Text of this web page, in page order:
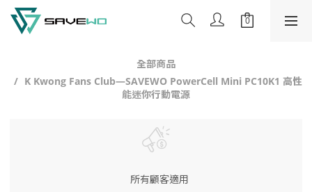
全部商品
K Kwong Fans Club—SAVEWO PowerCell Mini PC10K1 高性
能迷你行動電源
所有顧客適用